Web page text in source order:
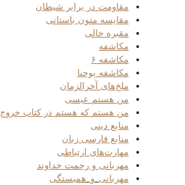
مقاومت در برابر شیطان
مقایسه متون باستانی
مقبره خالی
مکاشفه
مکاشفه ۶
مکاشفه یوحنا
ملخ‌های آخرالزمان
من هستم عیسی
من هستم که هستم در کتاب خروج
منابع دینی
منابع فارسی زبان
مهارت‌های ارتباطی
مهربانی و رحمت خداوند
مهربانی_و_همبستگی